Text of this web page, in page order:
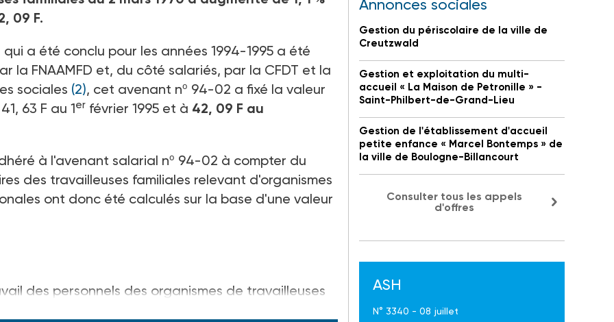
09 F.
a été conclu pour les années 1994-1995 a été
la FNAAMFD et, du côté salariés, par la CFDT et la
sociales (2), cet avenant nº 94-02 a fixé la valeur
63 F au 1er février 1995 et à 42, 09 F au
à l'avenant salarial nº 94-02 à compter du
des travailleuses familiales relevant d'organismes
ont donc été calculés sur la base d'une valeur
des personnels des organismes de travailleuses
Annonces sociales
Gestion du périscolaire de la ville de
Creutzwald
Gestion et exploitation du multi-
accueil « La Maison de Petronille » -
Saint-Philbert-de-Grand-Lieu
Gestion de l'établissement d'accueil
petite enfance « Marcel Bontemps » de
la ville de Boulogne-Billancourt
Consulter tous les appels
d'offres
ASH
N° 3340 - 08 juillet